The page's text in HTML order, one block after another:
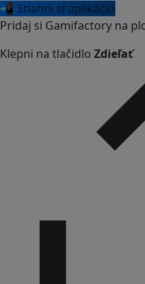
📲 Stiahni si aplikáciu
Pridaj si Gamifactory na
Klepni na tlačidlo Zdieľať